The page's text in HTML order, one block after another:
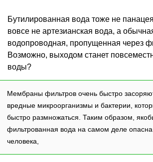
Бутилированная вода тоже не
вовсе не артезианская вода, а
водопроводная, пропущенная через
Возможно, выходом станет
воды?
Мембраны фильтров очень быстро
вредные микроорганизмы и бактерии,
быстро размножаться. Таким образом,
фильтрованная вода на самом деле опасна
человека,